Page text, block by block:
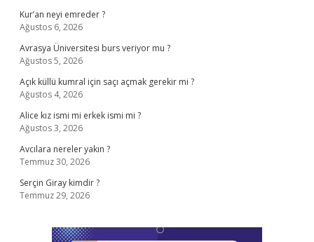
Kur’an neyi emreder ?
Ağustos 6, 2026
Avrasya Üniversitesi burs veriyor mu ?
Ağustos 5, 2026
Açık küllü kumral için saçı açmak gerekir mi ?
Ağustos 4, 2026
Alice kız ismi mi erkek ismi mi ?
Ağustos 3, 2026
Avcılara nereler yakın ?
Temmuz 30, 2026
Serçin Giray kimdir ?
Temmuz 29, 2026